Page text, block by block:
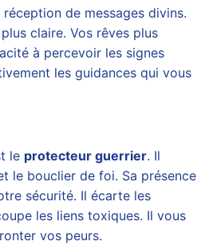
de messages divins.
claire. Vos rêves plus
à percevoir les signes
les guidances qui vous
le protecteur guerrier. Il
le bouclier de foi. Sa présence
sécurité. Il écarte les
les liens toxiques. Il vous
vos peurs.